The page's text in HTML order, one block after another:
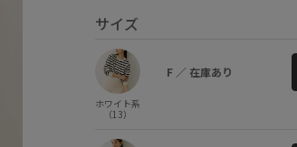
サイズ
ホワイト系
（13）
F ／ 在庫あり